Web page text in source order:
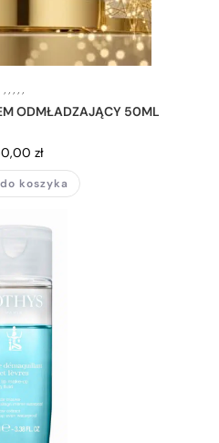
,,,,,
ODMŁADZAJĄCY 50ML
zł
koszyka